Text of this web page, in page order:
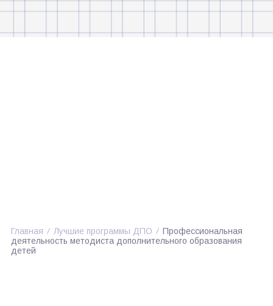
Главная Лучшие программы ДПО
Профессиональная
деятельность методиста дополнительного образования
детей